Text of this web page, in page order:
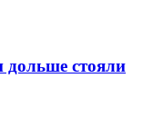
дольше стояли